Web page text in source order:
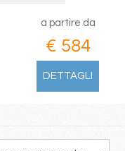
a partire da
€ 584
DETTAGLI